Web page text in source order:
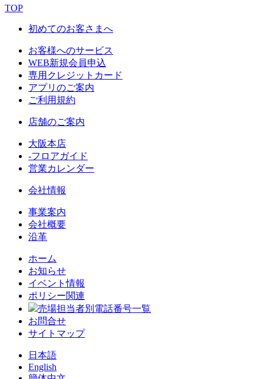
TOP
初めてのお客さまへ
お客様へのサービス
WEB新規会員申込
専用クレジットカード
アプリのご案内
ご利用規約
店舗のご案内
大阪本店
-フロアガイド
営業カレンダー
会社情報
事業案内
会社概要
沿革
ホーム
お知らせ
イベント情報
ポリシー関連
売場担当者別電話番号一覧
お問合せ
サイトマップ
日本語
English